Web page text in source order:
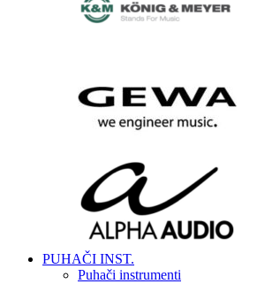
PUHAČI INST.
Puhači instrumenti